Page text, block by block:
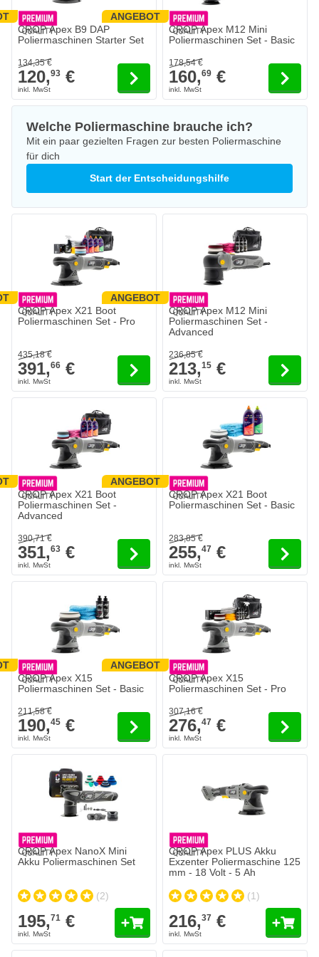
CROP Apex B9 DAP
Poliermaschinen Starter Set
Der Preis hängt von den auf der Produktseite gewählten Optionen
134,35€
120,93 €
ANGEBOT
CROP Apex M12 Mini
Poliermaschinen Set - Basic
Der Preis hängt von den auf der
178,54€
160,69 €
Welche Poliermaschine brauche ich?
Mit ein paar gezielten Fragen zur besten Poliermaschine
für dich
Start der Entscheidungshilfe
CROP Apex X21 Boot
Poliermaschinen Set - Pro
Der Preis hängt von den auf der Produktseite gewählten Optionen
435,18€
391,66 €
ANGEBOT
CROP Apex M12 Mini
Poliermaschinen Set -
Advanced
Der Preis hängt von den auf der
236,85€
213,15 €
CROP Apex X21 Boot
Poliermaschinen Set -
Advanced
Der Preis hängt von den auf der Produktseite gewählten Optionen
390,71€
351,63 €
ANGEBOT
CROP Apex X21 Boot
Poliermaschinen Set - Basic
Der Preis hängt von den auf der
283,85€
255,47 €
CROP Apex X15
Poliermaschinen Set - Basic
Der Preis hängt von den auf der Produktseite gewählten Optionen
211,58€
190,45 €
ANGEBOT
CROP Apex X15
Poliermaschinen Set - Pro
Der Preis hängt von den auf der
307,16€
276,47 €
CROP Apex NanoX Mini
Akku Poliermaschinen Set
(2)
195,71 €
CROP Apex PLUS Akku
Exzenter Poliermaschine 125
mm - 18 Volt - 5 Ah
(1)
216,37 €